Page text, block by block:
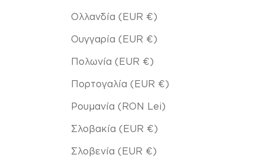
Ολλανδία (EUR €)
Ουγγαρία (EUR €)
Πολωνία (EUR €)
Πορτογαλία (EUR €)
Ρουμανία (RON Lei)
Σλοβακία (EUR €)
Σλοβενία (EUR €)